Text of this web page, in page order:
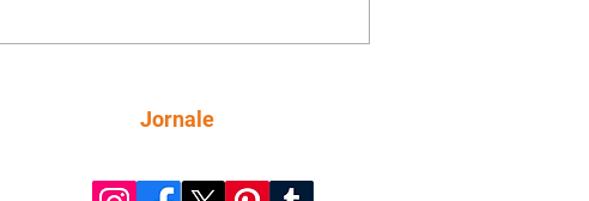
Verônica e Noêmia perseguem Cadinho na
praia deserta. Dolores sugere que Roni peça
fugir da praia
Jornale